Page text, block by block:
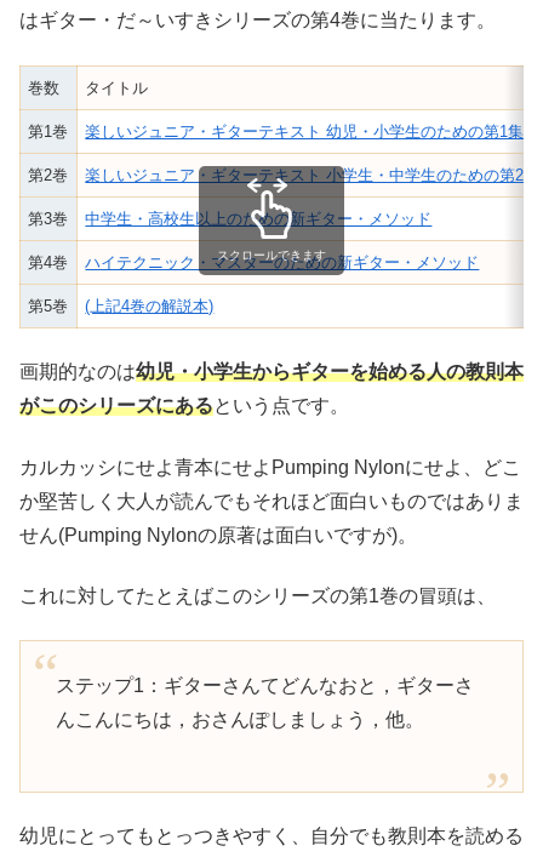
はギター・だ～いすきシリーズの第4巻に当たります。
巻数 タイトル
第1巻 楽しいジュニア・ギターテキスト 幼児・小学生のための第1集
第2巻 楽しいジュニア・ギターテキスト 小学生・中学生のための第2集
第3巻 中学生・高校生以上のための新ギター・メソッド
第4巻 ハイテクニック・マスターのための新ギター・メソッド
第5巻 (上記4巻の解説本)
スクロールできます
画期的なのは幼児・小学生からギターを始める人の教則本
がこのシリーズにあるという点です。
カルカッシにせよ青本にせよPumping Nylonにせよ、どこ
か堅苦しく大人が読んでもそれほど面白いものではありま
せん(Pumping Nylonの原著は面白いですが)。
これに対してたとえばこのシリーズの第1巻の冒頭は、
ステップ1：ギターさんてどんなおと，ギターさ
んこんにちは，おさんぽしましょう，他。
幼児にとってもとっつきやすく、自分でも教則本を読める